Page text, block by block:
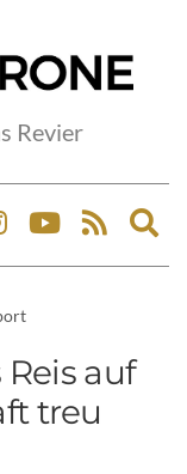
Revier
auf
treu